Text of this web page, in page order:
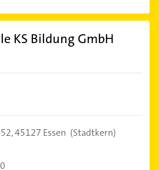
KS Bildung GmbH
45127 Essen (Stadtkern)